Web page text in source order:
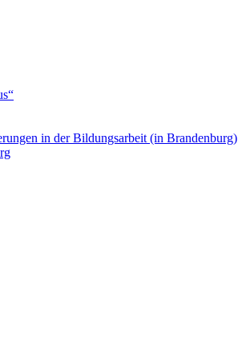
in der Bildungsarbeit (in Brandenburg)